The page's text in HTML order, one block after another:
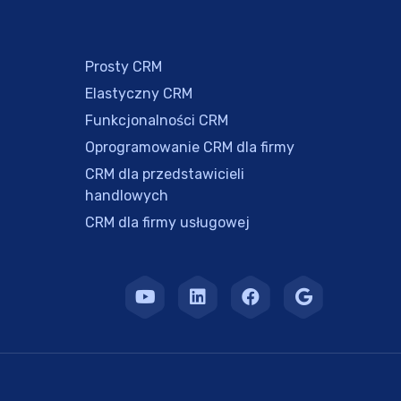
Prosty CRM
Elastyczny CRM
Funkcjonalności CRM
Oprogramowanie CRM dla firmy
CRM dla przedstawicieli
handlowych
CRM dla firmy usługowej